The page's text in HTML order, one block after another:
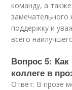
команду, а
поддержку и
всего
Вопрос 5:
коллеге в
Ответ: В прозе